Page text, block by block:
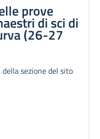
prove
di sci di
(26-27
sezione del sito